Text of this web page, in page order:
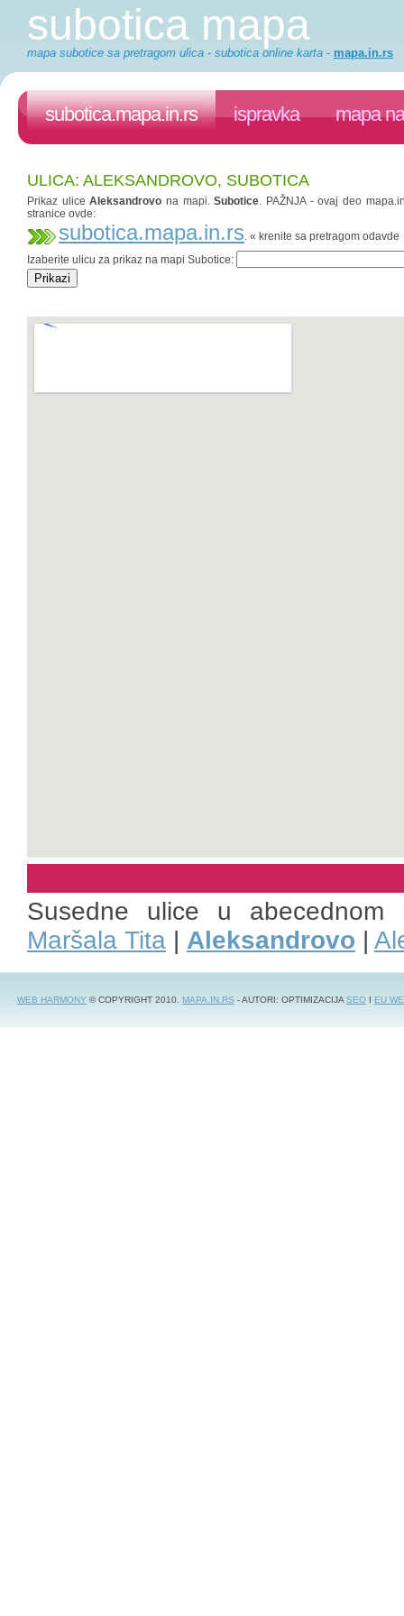
subotica mapa
mapa subotice sa pretragom ulica - subotica online karta - mapa.in.rs
subotica.mapa.in.rs ispravka mapa
ULICA: ALEKSANDROVO, SUBOTICA
Prikaz uliceAleksandrovo na mapi.Subotice. PAŽNJA - ovaj deo
stranice ovde:
subotica.mapa.in.rs. « krenite sa pretragom odavde
Izaberite ulicu za prikaz na mapi Subotice:
Susedne ulice u abecednom
Maršala Tita | Aleksandrovo |
WEB HARMONY © COPYRIGHT 2010. MAPA.IN.RS - AUTORI: OPTIMIZACIJASEO I EU